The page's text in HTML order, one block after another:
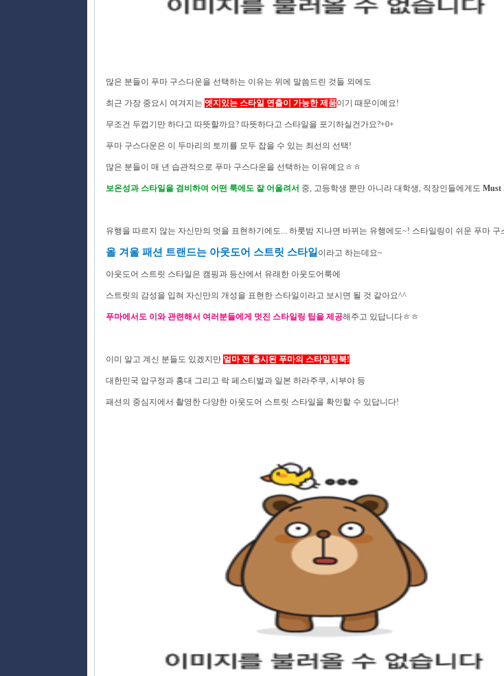
많은 분들이 푸마 구스다운을 선택하는 이유는 위에 말씀드린 것들 외에도
최근 가장 중요시 여겨지는 엣지있는 스타일 연출이 가능한 제품이기 때문이예요!
무조건 두껍기만 하다고 따뜻할까요? 따뜻하다고 스타일을 포기하실건가요?+0+
푸마 구스다운은 이 두마리의 토끼를 모두 잡을 수 있는 최선의 선택!
많은 분들이 매 년 습관적으로 푸마 구스다운을 선택하는 이유예요ㅎㅎ
보온성과 스타일을 겸비하여 어떤 룩에도 잘 어울려서 중, 고등학생 뿐만 아니라 대학생, 직장인들에게도 Must
유행을 따르지 않는 자신만의 멋을 표현하기에도... 하룻밤 지나면 바뀌는 유행에도~! 스타일링이 쉬운 푸마 구
올 겨울 패션 트랜드는 아웃도어 스트릿 스타일 이라고 하는데요~
아웃도어 스트릿 스타일은 캠핑과 등산에서 유래한 아웃도어룩에
스트릿의 감성을 입혀 자신만의 개성을 표현한 스타일이라고 보시면 될 것 같아요^^
푸마에서도 이와 관련해서 여러분들에게 멋진 스타일링 팁을 제공해주고 있답니다ㅎㅎ
이미 알고 계신 분들도 있겠지만 얼마 전 출시된 푸마의 스타일링북!
대한민국 압구정과 홍대 그리고 락 페스티벌과 일본 하라주쿠, 시부야 등
패션의 중심지에서 촬영한 다양한 아웃도어 스트릿 스타일을 확인할 수 있답니다!